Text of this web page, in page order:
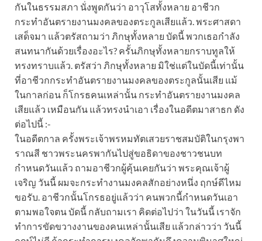
กันในธรรมสภา นั่งพูดกันว่า อาวุโสทั้งหลาย อาชีวก
กระทำอันตรายงานมงคลของตระกูลเสียแล้ว. พระศาสดา
เสด็จมา แล้วตรัสถามว่า ภิกษุทั้งหลาย บัดนี้ พวกเธอกำลัง
สนทนากันด้วยเรื่องอะไร? ครั้นภิกษุทั้งหลายกราบทูลให้
ทรงทราบแล้ว. ตรัสว่า ภิกษุทั้งหลาย มิใช่แต่ในบัดนี้เท่านั้น
ที่อาชีวกกระทำอันตรายงานมงคลของตระกูลนั้นเสีย แม้
ในกาลก่อน ก็โกรธคนเหล่านั้น กระทำอันตรายงานมงคล
เสียแล้ว เหมือนกัน แล้วทรงนำเอา เรื่องในอดีตมาสาธก ดัง
ต่อไปนี้ :-
ในอดีตกาล ครั้งพระเจ้าพรหมทัตเสวยราชสมบัติในกรุงพา
ราณสี ชาวพระนครพากันไปสู่ขอธิดาของชาวชนบท
กำหนดวันแล้ว ถามอาชีวกผู้คุ้นเคยกันว่า พระคุณเจ้าผู้
เจริญ วันนี้ ผมจะกระทำงานมงคลสักอย่างหนึ่ง ฤกษ์ดีไหม
ขอรับ. อาชีวกนั้นโกรธอยู่แล้วว่า คนพวกนี้กำหนดวันเอา
ตามพอใจตน บัดนี้ กลับถามเรา คิดต่อไปว่า ในวันนี้ เราจัก
ทำการขัดขวางงานของคนเหล่านั้นเสีย แล้วกล่าวว่า วันนี้